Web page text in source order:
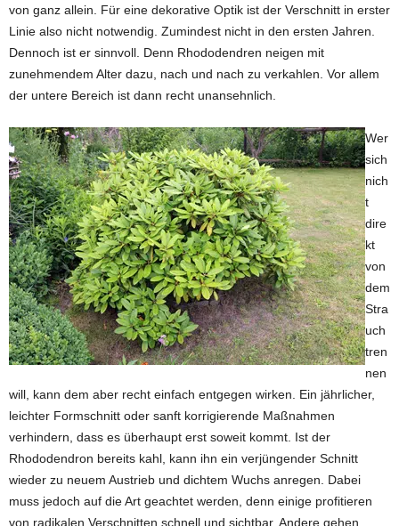
von ganz allein. Für eine dekorative Optik ist der Verschnitt in erster
Linie also nicht notwendig. Zumindest nicht in den ersten Jahren.
Dennoch ist er sinnvoll. Denn Rhododendren neigen mit
zunehmendem Alter dazu, nach und nach zu verkahlen. Vor allem
der untere Bereich ist dann recht unansehnlich.
Wer
sich
nich
t
dire
kt
von
dem
Stra
uch
tren
nen
will, kann dem aber recht einfach entgegen wirken. Ein jährlicher,
leichter Formschnitt oder sanft korrigierende Maßnahmen
verhindern, dass es überhaupt erst soweit kommt. Ist der
Rhododendron bereits kahl, kann ihn ein verjüngender Schnitt
wieder zu neuem Austrieb und dichtem Wuchs anregen. Dabei
muss jedoch auf die Art geachtet werden, denn einige profitieren
von radikalen Verschnitten schnell und sichtbar. Andere gehen